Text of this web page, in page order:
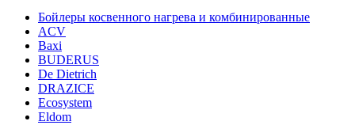
Бойлеры косвенного нагрева и комбинированные
ACV
Baxi
BUDERUS
De Dietrich
DRAZICE
Ecosystem
Eldom